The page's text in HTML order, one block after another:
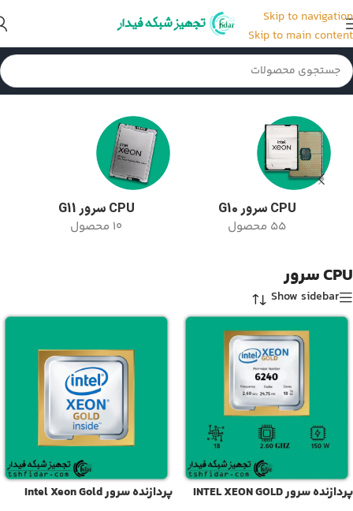
Skip to navigation
Skip to main content
خانه/CPU سرور /برگه 6
CPU سرور G10
55 محصول
CPU سرور G11
10 محصول
CPU سرور
Show sidebar
پردازنده سرور INTEL XEON GOLD
پردازنده سرور Intel Xeon Gold